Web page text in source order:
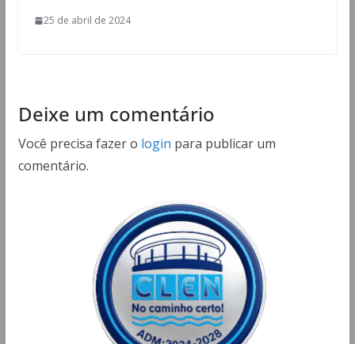
25 de abril de 2024
Deixe um comentário
Você precisa fazer o login para publicar um
comentário.